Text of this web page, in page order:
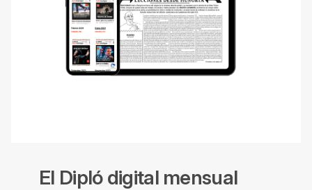
El Dipló digital mensual